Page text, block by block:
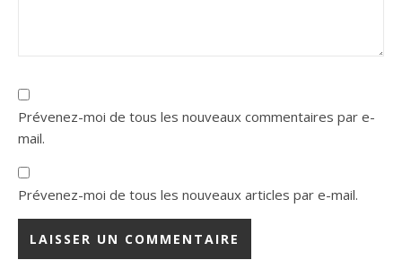
Prévenez-moi de tous les nouveaux commentaires par e-
mail.
Prévenez-moi de tous les nouveaux articles par e-mail.